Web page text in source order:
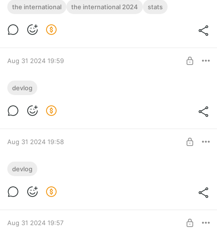
the international the international 2024 stats
Aug 31 2024 19:59
Бонусный devlog 31.08.24
devlog
Aug 31 2024 19:58
MVP feature и прочие TI приколы
devlog
Aug 31 2024 19:57